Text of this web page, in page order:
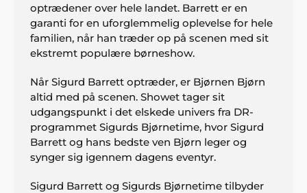
optrædener over hele landet. Barrett er en
garanti for en uforglemmelig oplevelse for hele
familien, når han træder op på scenen med sit
ekstremt populære børneshow.
Når Sigurd Barrett optræder, er Bjørnen Bjørn
altid med på scenen. Showet tager sit
udgangspunkt i det elskede univers fra DR-
programmet Sigurds Bjørnetime, hvor Sigurd
Barrett og hans bedste ven Bjørn leger og
synger sig igennem dagens eventyr.
Sigurd Barrett og Sigurds Bjørnetime tilbyder